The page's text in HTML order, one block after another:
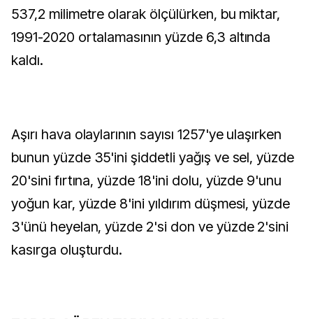
537,2 milimetre olarak ölçülürken, bu miktar,
1991-2020 ortalamasının yüzde 6,3 altında
kaldı.
Aşırı hava olaylarının sayısı 1257'ye ulaşırken
bunun yüzde 35'ini şiddetli yağış ve sel, yüzde
20'sini fırtına, yüzde 18'ini dolu, yüzde 9'unu
yoğun kar, yüzde 8'ini yıldırım düşmesi, yüzde
3'ünü heyelan, yüzde 2'si don ve yüzde 2'sini
kasırga oluşturdu.